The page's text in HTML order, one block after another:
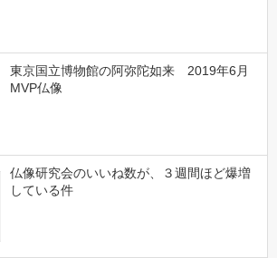
東京国立博物館の阿弥陀如来 2019年6月
MVP仏像
仏像研究会のいいね数が、３週間ほど爆増
している件